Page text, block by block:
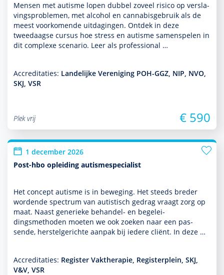
Mensen met autisme lopen dubbel zoveel risico op ver­sla­
vingspro­ble­men, met alcohol en cannabisgebruik als de
meest voor­komende uitdagingen. Ontdek in deze
tweedaagse cursus hoe stress en autisme samenspelen in
dit complexe scenario. Leer als professional …
Accreditaties: Landelijke Vereniging POH-GGZ, NIP, NVO,
SKJ, VSR
Plek vrij € 590
1 december 2026
Post-hbo opleiding autismespecialist
Het concept autisme is in beweging. Het steeds breder
wordende spectrum van autis­tisch gedrag vraagt zorg op
maat. Naast generieke behan­del- en bege­lei­
dingsmethoden moeten we ook zoeken naar een pas­
sende, herstelgerichte aanpak bij iedere cliënt. In deze …
Accreditaties: Register Vaktherapie, Registerplein, SKJ,
V&V, VSR